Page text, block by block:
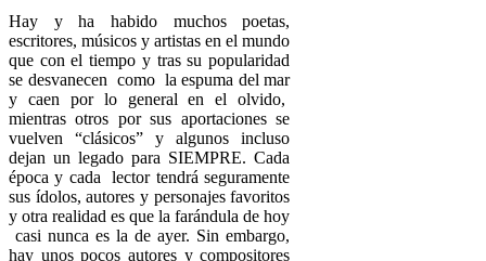
Hay y ha habido muchos poetas,
escritores, músicos y artistas en el mundo
que con el tiempo y tras su popularidad
se desvanecen como la espuma del mar
y caen por lo general en el olvido,
mientras otros por sus aportaciones se
vuelven “clásicos” y algunos incluso
dejan un legado para SIEMPRE. Cada
época y cada lector tendrá seguramente
sus ídolos, autores y personajes favoritos
y otra realidad es que la farándula de hoy
casi nunca es la de ayer. Sin embargo,
hay unos pocos autores y compositores